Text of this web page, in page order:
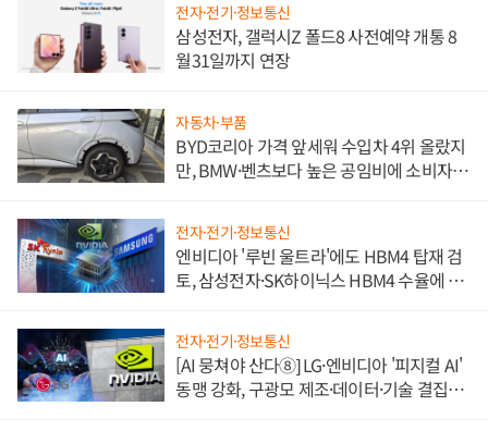
전자·전기·정보통신
삼성전자, 갤럭시Z 폴드8 사전예약 개통 8
월31일까지 연장
자동차·부품
BYD코리아 가격 앞세워 수입차 4위 올랐지
만, BMW·벤츠보다 높은 공임비에 소비자
전자·전기·정보통신
엔비디아 '루빈 울트라'에도 HBM4 탑재 검
토, 삼성전자·SK하이닉스 HBM4 수율에 주
전자·전기·정보통신
[AI 뭉쳐야 산다⑧] LG·엔비디아 '피지컬 AI'
동맹 강화, 구광모 제조·데이터·기술 결집